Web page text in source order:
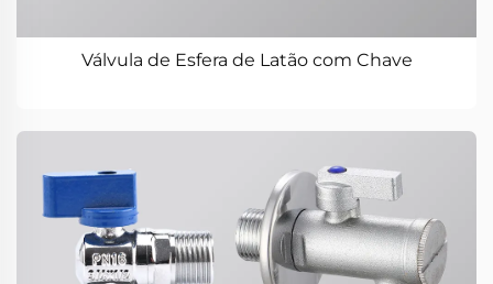
Válvula de Esfera de Latão com Chave